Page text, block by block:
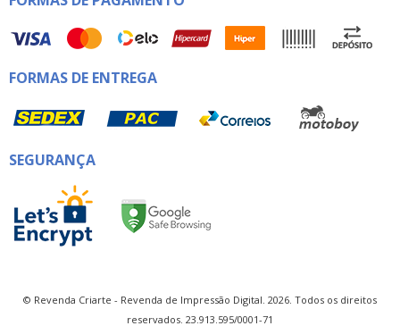
FORMAS DE ENTREGA
SEGURANÇA
© Revenda Criarte - Revenda de Impressão Digital. 2026. Todos os direitos
reservados. 23.913.595/0001-71